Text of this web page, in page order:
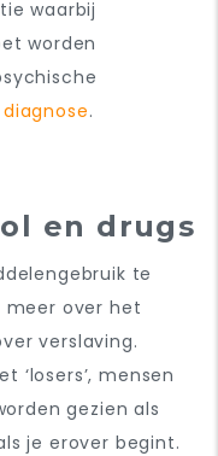
waarbij
worden
.
en drugs
te
meer over het
verslaving.
‘losers’, mensen
gezien als
je erover begint.